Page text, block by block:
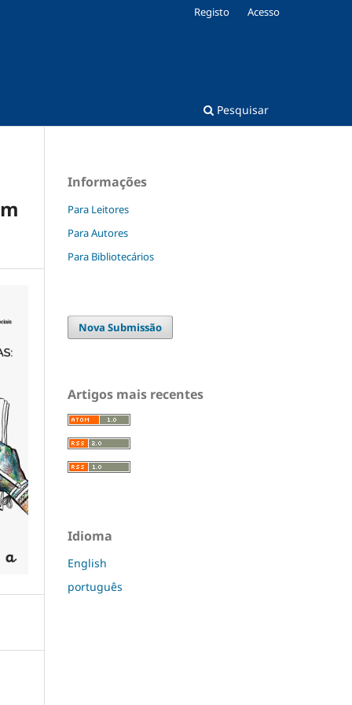
Pesquisar
Registo Acesso
Informações
Para Leitores
Para Autores
Para Bibliotecários
Nova Submissão
Artigos mais recentes
Idioma
English
português